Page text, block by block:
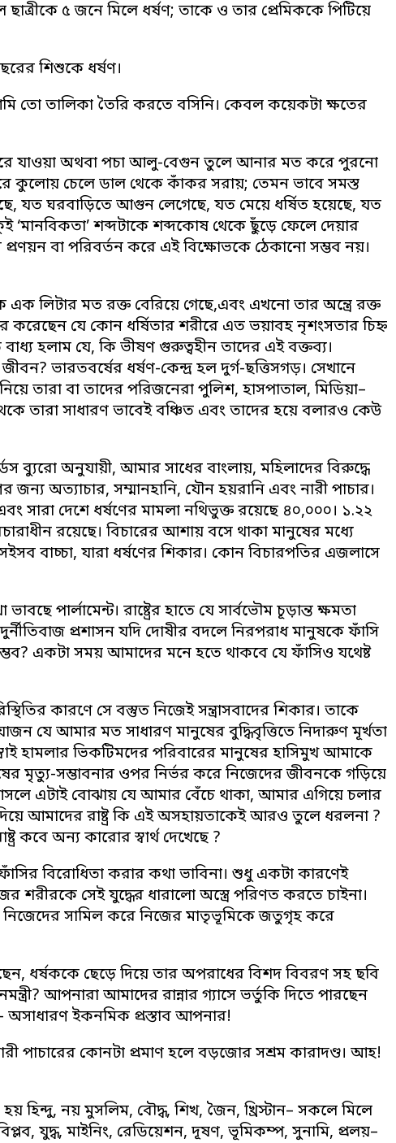
৫ জনে মিলে ধর্ষণ; তাকে ও তার প্রেমিককে পিটিয়ে
শিশুকে ধর্ষণ।
তো তালিকা তৈরি করতে বসিনি। কেবল কয়েকটা ক্ষতের
ধরে যাওয়া অথবা পচা আলু-বেগুন তুলে আনার মত করে পুরনো
চেলে ডাল থেকে কাঁকর সরায়; তেমন ভাবে সমস্ত
যত ঘরবাড়িতে আগুন লেগেছে, যত মেয়ে ধর্ষিত হয়েছে, যত
‘মানবিকতা’ শব্দটাকে শব্দকোষ থেকে ছুঁড়ে ফেলে দেয়ার
বা পরিবর্তন করে এই বিক্ষোভকে ঠেকানো সম্ভব নয়।
লিটার মত রক্ত বেরিয়ে গেছে,এবং এখনো তার অন্ত্রে রক্ত
করেছেন যে কোন ধর্ষিতার শরীরে এত ভয়াবহ নৃশংসতার চিহ্ন
হলাম যে, কি ভীষণ গুরুত্বহীন তাদের এই বক্তব্য।
ভারতবর্ষের ধর্ষণ-কেন্দ্র হল দুর্গ-ছত্তিসগড়। সেখানে
তারা বা তাদের পরিজনেরা পুলিশ, হাসপাতাল, মিডিয়া–
তারা সাধারণ ভাবেই বঞ্চিত এবং তাদের হয়ে বলারও কেউ
ব্যুরো অনুযায়ী, আমার সাধের বাংলায়, মহিলাদের বিরুদ্ধে
অত্যাচার, সম্মানহানি, যৌন হয়রানি এবং নারী পাচার।
দেশে ধর্ষণের মামলা নথিভুক্ত রয়েছে ৪০,০০০। ১.২২
রয়েছে। বিচারের আশায় বসে থাকা মানুষের মধ্যে
বাচ্চা, যারা ধর্ষণের শিকার। কোন বিচারপতির এজলাসে
পার্লামেন্ট। রাষ্ট্রের হাতে যে সার্বভৌম চূড়ান্ত ক্ষমতা
প্রশাসন যদি দোষীর বদলে নিরপরাধ মানুষকে ফাঁসি
একটা সময় আমাদের মনে হতে থাকবে যে ফাঁসিও যথেষ্ট
কারণে সে বস্তুত নিজেই সন্ত্রাসবাদের শিকার। তাকে
যে আমার মত সাধারণ মানুষের বুদ্ধিবৃত্তিতে নিদারুণ মূর্খতা
হামলার ভিকটিমদের পরিবারের মানুষের হাসিমুখ আমাকে
সম্ভাবনার ওপর নির্ভর করে নিজেদের জীবনকে গড়িয়ে
এটাই বোঝায় যে আমার বেঁচে থাকা, আমার এগিয়ে চলার
আমাদের রাষ্ট্র কি এই অসহায়তাকেই আরও তুলে ধরলনা ?
কবে অন্য কারোর স্বার্থ দেখেছে ?
বিরোধিতা করার কথা ভাবিনা। শুধু একটা কারণেই
শরীরকে সেই যুদ্ধের ধারালো অস্ত্রে পরিণত করতে চাইনা।
নিজেদের সামিল করে নিজের মাতৃভূমিকে জতুগৃহ করে
ধর্ষককে ছেড়ে দিয়ে তার অপরাধের বিশদ বিবরণ সহ ছবি
আপনারা আমাদের রান্নার গ্যাসে ভর্তুকি দিতে পারছেন
ইকনমিক প্রস্তাব আপনার!
পাচারের কোনটা প্রমাণ হলে বড়জোর সশ্রম কারাদণ্ড। আহ!
নয় মুসলিম, বৌদ্ধ, শিখ, জৈন, খ্রিস্টান– সকলে মিলে
যুদ্ধ, মাইনিং, রেডিয়েশন, দূষণ, ভূমিকম্প, সুনামি, প্রলয়–